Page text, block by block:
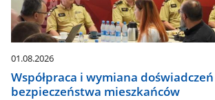
01.08.2026
Współpraca i wymiana
bezpieczeństwa mieszkańców